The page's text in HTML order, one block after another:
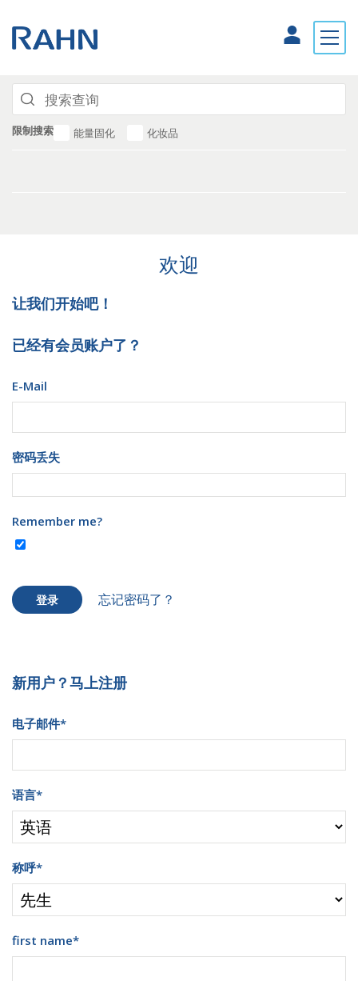
限制搜索 能量固化 化妆品
欢迎
让我们开始吧！
已经有会员账户了？
E-Mail
密码丢失
Remember me?
登录 忘记密码了？
新用户？马上注册
电子邮件*
语言*
称呼*
first name*